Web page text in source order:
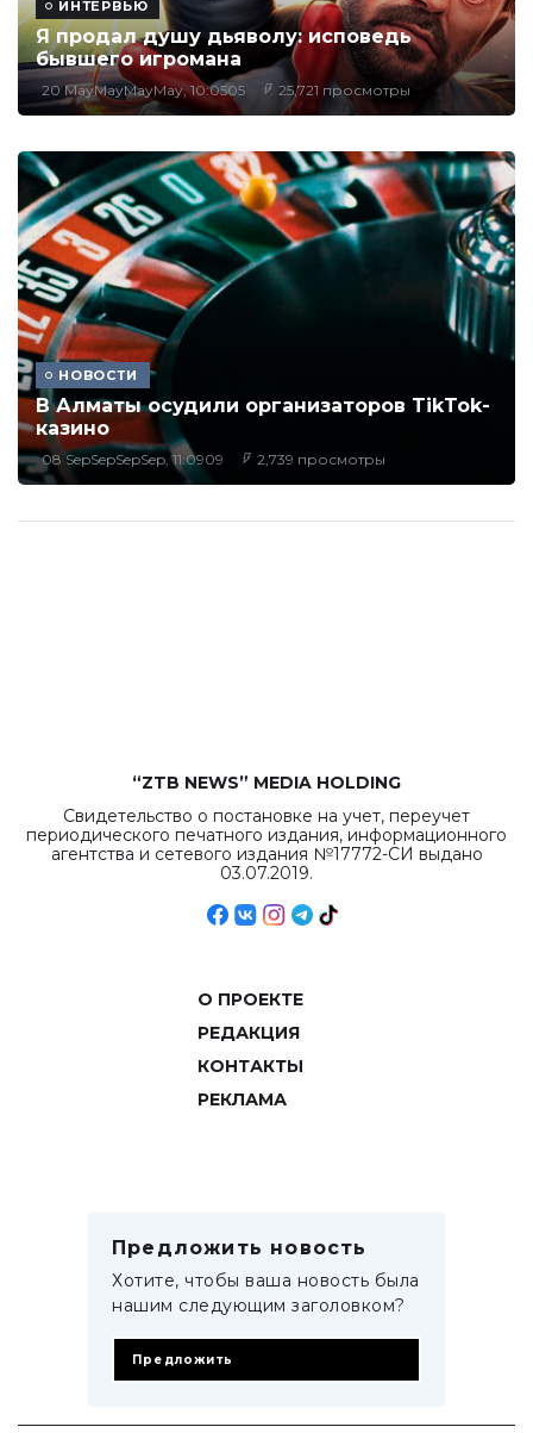
ИНТЕРВЬЮ
Я продал душу дьяволу: исповедь
бывшего игромана
20 MayMayMayMay, 10:0505 25,721 просмотры
НОВОСТИ
В Алматы осудили организаторов TikTok-
казино
08 SepSepSepSep, 11:0909 2,739 просмотры
“ZTB NEWS” MEDIA HOLDING
Свидетельство о постановке на учет, переучет
периодического печатного издания, информационного
агентства и сетевого издания №17772-СИ выдано
03.07.2019.
О ПРОЕКТЕ
РЕДАКЦИЯ
КОНТАКТЫ
РЕКЛАМА
Предложить новость
Хотите, чтобы ваша новость была
нашим следующим заголовком?
Предложить